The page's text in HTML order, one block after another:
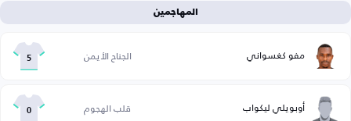
المهاجمين
مفو كغسواني الجناح الأيمن 5
أوبويلي ليكواب قلب الهجوم 0